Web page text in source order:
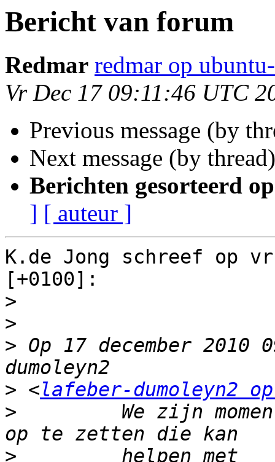
Bericht van forum
Redmar redmar op
Vr Dec 17 09:11:46 UTC
Previous message (by
Next message (by
Berichten gesorteerd
] [ auteur ]
K.de Jong schreef op vr
[+0100]:
>
>
> Op 17 december
> <lafeber-dumoleyn2
>
We zijn
>